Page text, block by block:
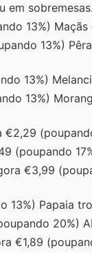
em sobremesas.
13%)
13%)
13%)
13%)
€2,29
(poupando
€3,99
13%) Papaia
20%)
€1,89